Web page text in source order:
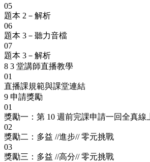
05
題本 2－解析
06
題本 3－聽力音檔
07
題本 3－解析
8 3 堂講師直播教學
01
直播課規範與課堂連結
9 申請獎勵
01
獎勵一：第 10 週前完課申請一回全真線
02
獎勵二：多益 //進步// 零元挑戰
03
獎勵三：多益 //高分// 零元挑戰